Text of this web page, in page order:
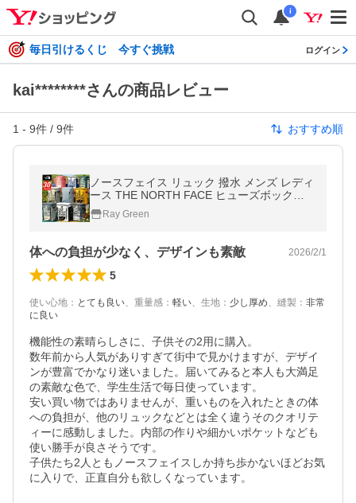
i
毎日引けるくじ 今すぐ挑戦 ログイン
kai********さんの商品レビュー
1 - 9件 / 9件 おすすめ順
ノースフェイス リュック 撥水 メンズ レディ
ース THE NORTH FACE ヒューズボックス 2
BC FUSE BOX 2 NM82255 30L バッグ 2026
春夏新色
Ray Green
体への負担が少なく、デザインも素敵 2026/2/1
5
使い心地 ： とても良い、 重量感 ： 軽い、 生地 ： 少し厚め、 縫製 ： 非常
に良い
機能性の素晴らしさに、子供その2用に購入。
数年前から人気がありすぎて街中で見かけますが、デザイ
ンが豊富でかなり迷いました。届いてみると本人も大満足
の素敵な色で、学生生活で毎日使っています。
安い買い物ではありませんが、重いものを入れたときの体
への負担が、他のリュックなどとは全く違うそのクオリテ
ィーに感動しました。内部の作りや細かいポケットなども
使い勝手が良さそうです。
子供たち2人ともノースフェイスしか持ち歩かないほどお気
に入りで、正直自分も欲しくなっています。